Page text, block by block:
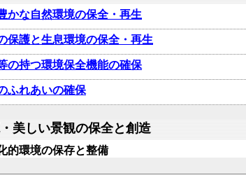
かな自然環境の保全・再生
保護と生息環境の保全・再生
の持つ環境保全機能の確保
ふれあいの確保
美しい景観の保全と創造
的環境の保存と整備